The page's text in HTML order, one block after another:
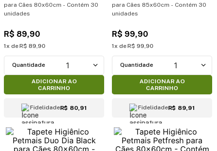
para Cães 80x60cm - Contém 30
unidades
R$ 89,90
1 R$ 89,90
1
ADICIONAR AO
CARRINHO
FidelidadeR$ 80,91
para Cães 85x60cm - Contém 30
unidades
R$ 99,90
1 R$ 99,90
1
ADICIONAR AO
CARRINHO
FidelidadeR$ 89,91